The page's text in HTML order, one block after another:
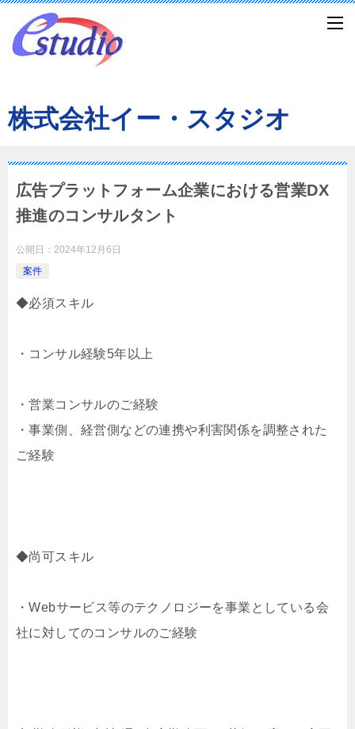
株式会社イー・スタジオ
広告プラットフォーム企業における営業DX
推進のコンサルタント
公開日： 2024年12月6日
案件
◆必須スキル
・コンサル経験5年以上
・営業コンサルのご経験
・事業側、経営側などの連携や利害関係を調整された
ご経験
◆尚可スキル
・Webサービス等のテクノロジーを事業としている会
社に対してのコンサルのご経験